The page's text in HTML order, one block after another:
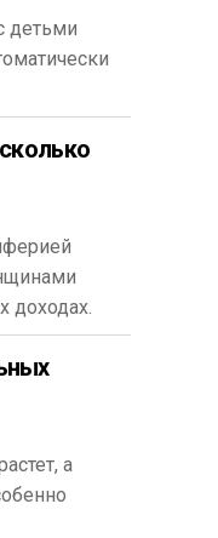
детьми
доходах.
а